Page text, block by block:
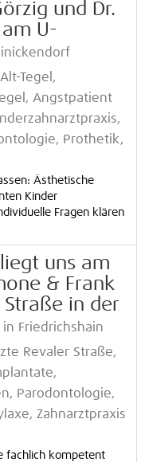
und Dr.
U-
Tegel,
Angstpatient
Prothetik,
Ästhetische
Kinder
Fragen klären
uns am
& Frank
Straße in der
in Friedrichshain
Revaler Straße,
Parodontologie,
Zahnarztpraxis
fachlich kompetent